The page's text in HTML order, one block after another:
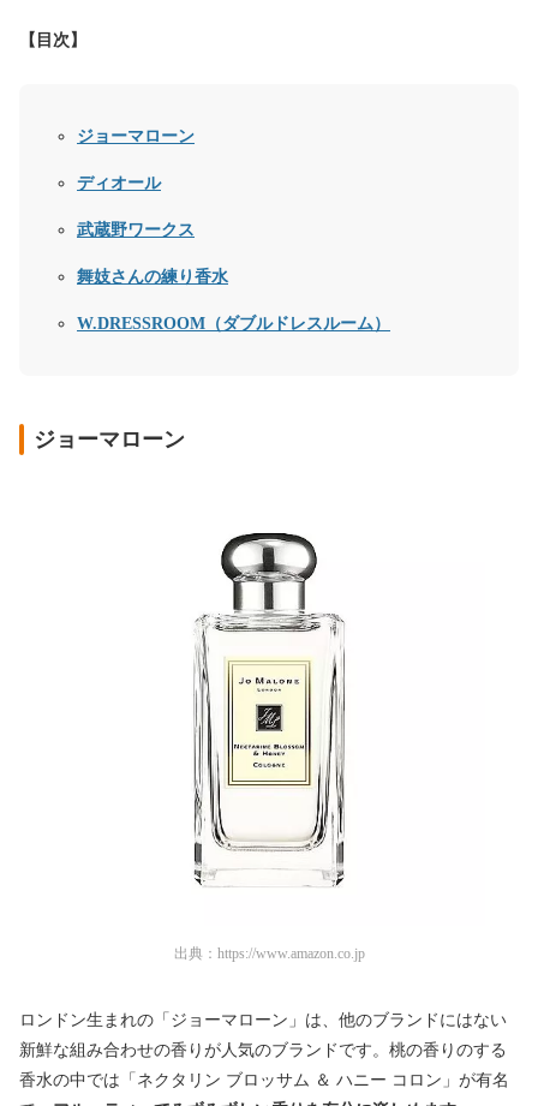
【目次】
ジョーマローン
ディオール
武蔵野ワークス
舞妓さんの練り香水
W.DRESSROOM（ダブルドレスルーム）
ジョーマローン
出典： https://www.amazon.co.jp
ロンドン生まれの「 ジョーマローン 」は、他のブランドにはない
新鮮な組み合わせの香りが人気のブランドです。桃の香りのする
香水の中では「 ネクタリン ブロッサム ＆ ハニー コロン」が有名